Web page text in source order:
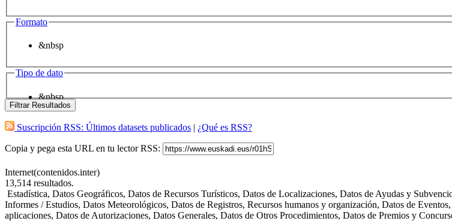
Formato
&nbsp
Tipo de dato
&nbsp
Filtrar Resultados
Suscripción RSS: Últimos datasets publicados | ¿Qué es RSS?
Copia y pega esta URL en tu lector RSS:
Internet(contenidos.inter)
13,514 resultados.
Estadística, Datos Geográficos, Datos de Recursos Turísticos, Datos de Localizaciones, Datos de Ayudas y
Informes / Estudios, Datos Meteorológicos, Datos de Registros, Recursos humanos y organización, Datos de
aplicaciones, Datos de Autorizaciones, Datos Generales, Datos de Otros Procedimientos, Datos de Premios y